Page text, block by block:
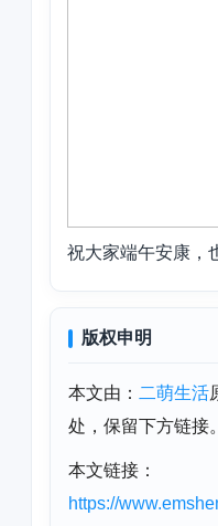
祝大家端午安康，
版权申明
本文由： 二萌生活
处，保留下方链接。
本文链接：
https://